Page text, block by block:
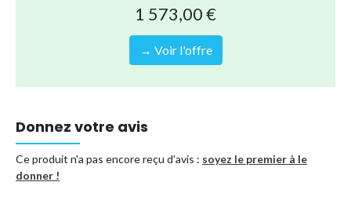
1 573,00 €
→ Voir l'offre
Donnez votre avis
Ce produit n'a pas encore reçu d'avis : soyez le premier à le
donner !